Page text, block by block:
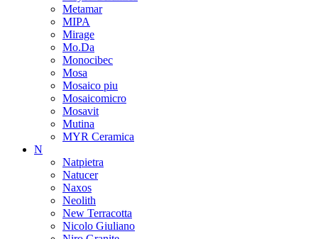
Metamar
MIPA
Mirage
Mo.Da
Monocibec
Mosa
Mosaico piu
Mosaicomicro
Mosavit
Mutina
MYR Ceramica
N
Natpietra
Natucer
Naxos
Neolith
New Terracotta
Nicolo Giuliano